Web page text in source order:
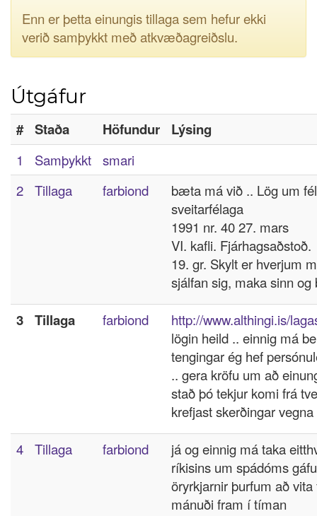
Enn er þetta einungis tillaga sem hefur ekki
verið samþykkt með atkvæðagreiðslu.
Útgáfur
# Staða Höfundur Lýsing
1 Samþykkt
smari
2
Tillaga farbiond
bæta má við .. Lög um
sveitarfélaga
1991 nr. 40 27. mars
VI. kafli. Fjárhagsaðstoð.
19. gr. Skylt er hverjum
sjálfan sig, maka sinn
3 Tillaga farbiond
http://www.althingi.is/
lögin heild .. einnig má
tengingar ég hef
.. gera kröfu um að
stað þó tekjur komi frá
krefjast skerðingar
4 Tillaga farbiond
já og einnig má taka
ríkisins um spádóms
öryrkjarnir þurfum að
mánuði fram í tíman